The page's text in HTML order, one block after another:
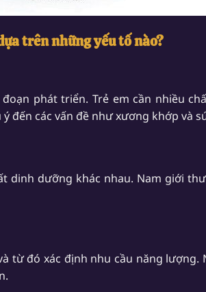
trên những yếu tố nào?
phát triển. Trẻ em cần nhiều
đến các vấn đề như xương khớp và
dinh dưỡng khác nhau. Nam giới
từ đó xác định nhu cầu năng lượng.